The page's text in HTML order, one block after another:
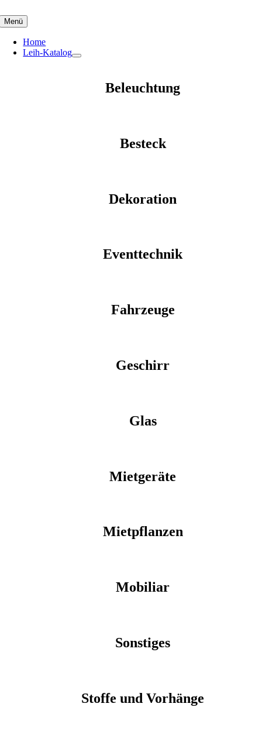
to
content
Menü
Home
Leih-Katalog
Beleuchtung
Besteck
Dekoration
Eventtechnik
Fahrzeuge
Geschirr
Glas
Mietgeräte
Mietpflanzen
Mobiliar
Sonstiges
Stoffe und Vorhänge